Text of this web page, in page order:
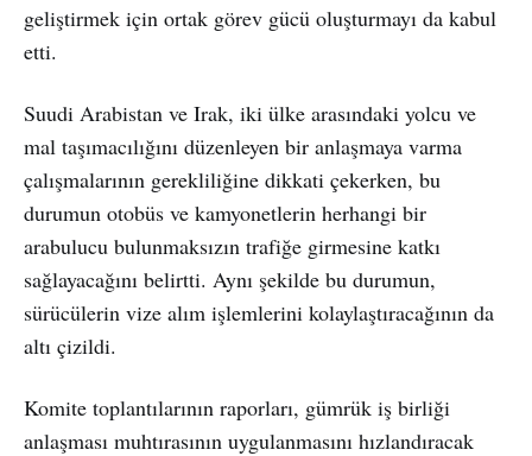
geliştirmek için ortak görev gücü oluşturmayı da kabul
etti.
Suudi Arabistan ve Irak, iki ülke arasındaki yolcu ve
mal taşımacılığını düzenleyen bir anlaşmaya varma
çalışmalarının gerekliliğine dikkati çekerken, bu
durumun otobüs ve kamyonetlerin herhangi bir
arabulucu bulunmaksızın trafiğe girmesine katkı
sağlayacağını belirtti. Aynı şekilde bu durumun,
sürücülerin vize alım işlemlerini kolaylaştıracağının da
altı çizildi.
Komite toplantılarının raporları, gümrük iş birliği
anlaşması muhtırasının uygulanmasını hızlandıracak